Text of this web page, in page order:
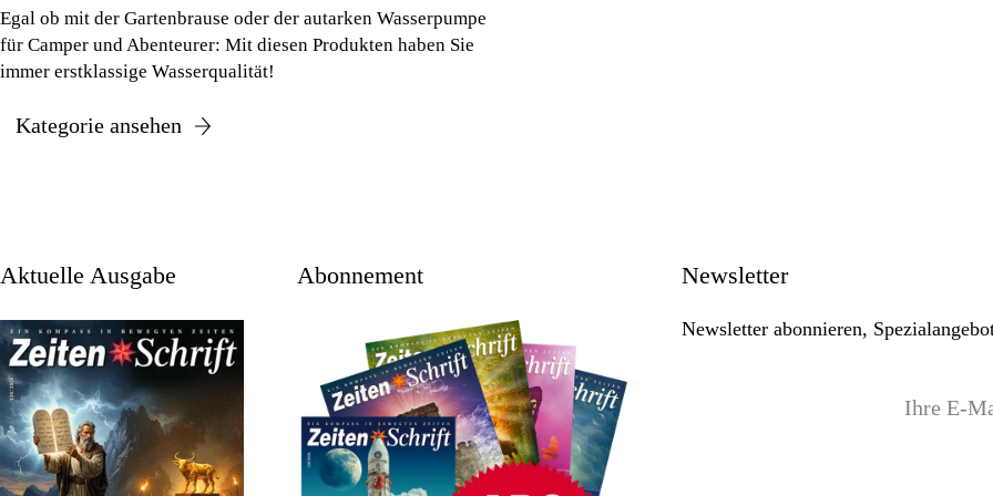
Revitabol Zellschutz
Sango Kalzium
Säure-Basen-Haushalt
Sport aus der Flasche
Wilde Karde-Urtinktur
Wild-Yams
Zeolith als bpa-Pulver
Egal ob mit der Gartenbrause oder der autarken Wasserpumpe
für Camper und Abenteurer: Mit diesen Produkten haben Sie
immer erstklassige Wasserqualität!
Kategorie ansehen
aktuelle Ausgabe Abonnement Newsletter
Newsletter abonnieren,